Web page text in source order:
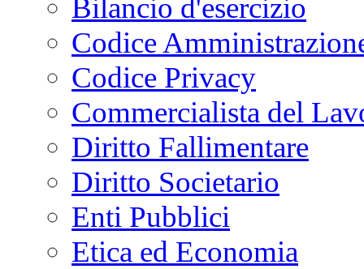
Bilancio d'esercizio
Codice
Codice Privacy
Commercialista del
Diritto Fallimentare
Diritto Societario
Enti Pubblici
Etica ed Economia